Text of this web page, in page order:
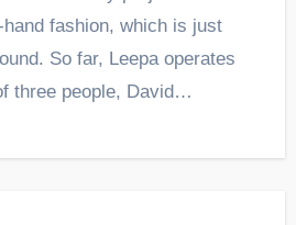
fashion, which is just
So far, Leepa operates
three people, David…